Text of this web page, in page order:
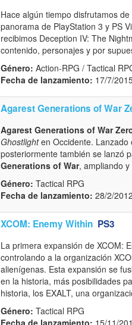
Hace algún tiempo disfrutamos
panorama de PlayStation 3 y PS
recibimos Deception IV: The
contenido, personajes y por
Género: Action-RPG / Tactical
Fecha de lanzamiento: 17/7/
Agarest Generations of War
Agarest Generations of War
Ghostlighten Occidente. Lanzado
posteriormente también se lanzó
Generations of War, ampliando
Género: Tactical RPG
Fecha de lanzamiento: 28/2/2012
XCOM: Enemy Within PS3
La primera expansión de XCOM:
controlando a la organización
alienígenas. Esta expansión se
en la historia, más posibilidades
historia, los EXALT, una
Género: Tactical RPG
Fecha de lanzamiento: 15/11/